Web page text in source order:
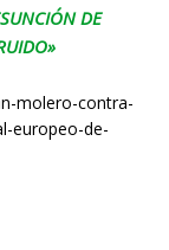
DE
molero-contra-
europeo-de-